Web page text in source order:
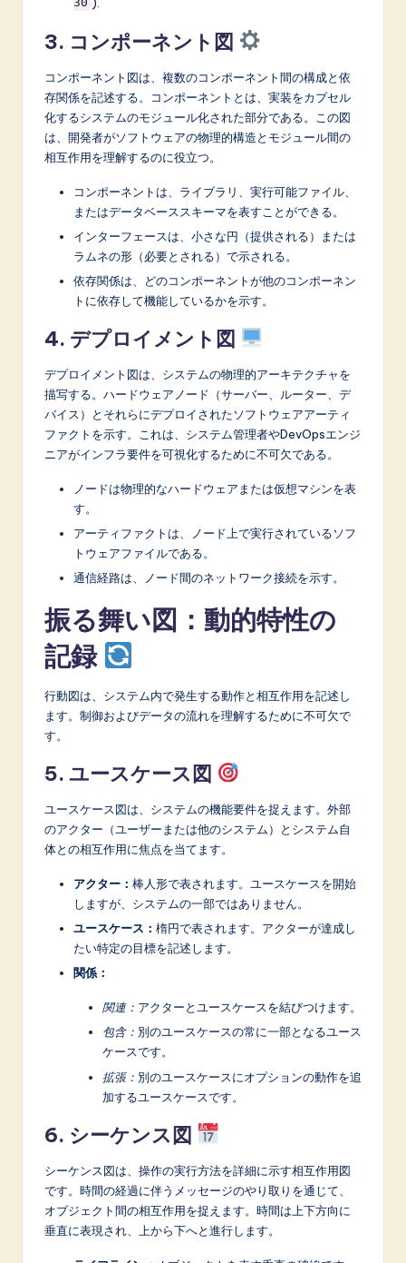
30
3. コンポーネント図
コンポーネント図は、複数のコンポーネント間の構成と依
存関係を記述する。コンポーネントとは、実装をカプセル
化するシステムのモジュール化された部分である。この図
は、開発者がソフトウェアの物理的構造とモジュール間の
相互作用を理解するのに役立つ。
コンポーネントは、ライブラリ、実行可能ファイル、
またはデータベーススキーマを表すことができる。
インターフェースは、小さな円（提供される）または
ラムネの形（必要とされる）で示される。
依存関係は、どのコンポーネントが他のコンポーネン
トに依存して機能しているかを示す。
4. デプロイメント図
デプロイメント図は、システムの物理的アーキテクチャを
描写する。ハードウェアノード（サーバー、ルーター、デ
バイス）とそれらにデプロイされたソフトウェアアーティ
ファクトを示す。これは、システム管理者やDevOpsエンジ
ニアがインフラ要件を可視化するために不可欠である。
ノードは物理的なハードウェアまたは仮想マシンを表
す。
アーティファクトは、ノード上で実行されているソフ
トウェアファイルである。
通信経路は、ノード間のネットワーク接続を示す。
振る舞い図：動的特性の
記録
行動図は、システム内で発生する動作と相互作用を記述し
ます。制御およびデータの流れを理解するために不可欠で
す。
5. ユースケース図
ユースケース図は、システムの機能要件を捉えます。外部
のアクター（ユーザーまたは他のシステム）とシステム自
体との相互作用に焦点を当てます。
アクター： 棒人形で表されます。ユースケースを開始
しますが、システムの一部ではありません。
ユースケース： 楕円で表されます。アクターが達成し
たい特定の目標を記述します。
関係：
関連： アクターとユースケースを結びつけます。
包含： 別のユースケースの常に一部となるユース
ケースです。
拡張： 別のユースケースにオプションの動作を追
加するユースケースです。
6. シーケンス図
シーケンス図は、操作の実行方法を詳細に示す相互作用図
です。時間の経過に伴うメッセージのやり取りを通じて、
オブジェクト間の相互作用を捉えます。時間は上下方向に
垂直に表現され、上から下へと進行します。